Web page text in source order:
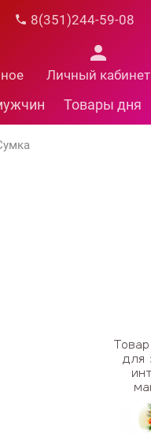
8(351)244-59-08
Личный кабинет
Товары дня